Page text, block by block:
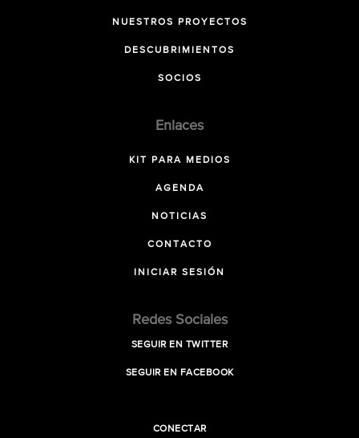
NUESTROS PROYECTOS
DESCUBRIMIENTOS
SOCIOS
Enlaces
KIT PARA MEDIOS
AGENDA
NOTICIAS
CONTACTO
INICIAR SESIÓN
Redes Sociales
SEGUIR EN TWITTER
SEGUIR EN FACEBOOK
CONECTAR